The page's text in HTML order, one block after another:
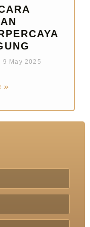
9 May 2025
»